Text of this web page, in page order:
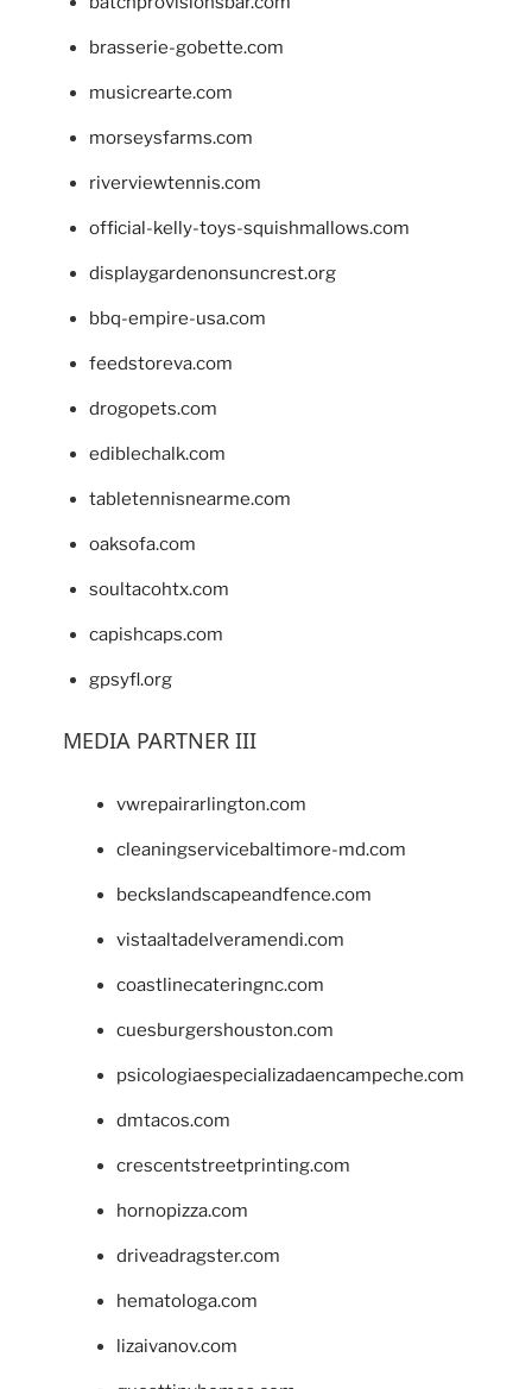
brasserie-gobette.com
musicrearte.com
morseysfarms.com
riverviewtennis.com
official-kelly-toys-squishmallows.com
displaygardenonsuncrest.org
bbq-empire-usa.com
feedstoreva.com
drogopets.com
ediblechalk.com
tabletennisnearme.com
oaksofa.com
soultacohtx.com
capishcaps.com
gpsyfl.org
MEDIA PARTNER III
vwrepairarlington.com
cleaningservicebaltimore-md.com
beckslandscapeandfence.com
vistaaltadelveramendi.com
coastlinecateringnc.com
cuesburgershouston.com
psicologiaespecializadaencampeche.com
dmtacos.com
crescentstreetprinting.com
hornopizza.com
driveadragster.com
hematologa.com
lizaivanov.com